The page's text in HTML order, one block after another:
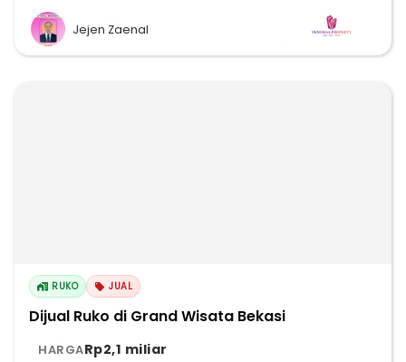
Jejen Zaenal
RUKO JUAL
Dijual Ruko di Grand Wisata Bekasi
HARGARp2,1 miliar